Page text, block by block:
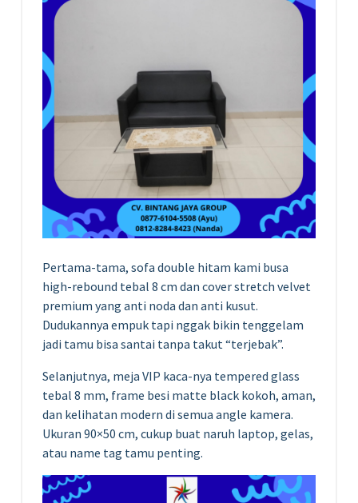
Pertama-tama, sofa double hitam kami busa
high-rebound tebal 8 cm dan cover stretch velvet
premium yang anti noda dan anti kusut.
Dudukannya empuk tapi nggak bikin tenggelam
jadi tamu bisa santai tanpa takut “terjebak”.
Selanjutnya, meja VIP kaca-nya tempered glass
tebal 8 mm, frame besi matte black kokoh, aman,
dan kelihatan modern di semua angle kamera.
Ukuran 90×50 cm, cukup buat naruh laptop, gelas,
atau name tag tamu penting.